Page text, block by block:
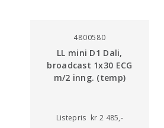
4800580
LL mini D1 Dali,
broadcast 1x30 ECG
m/2 inng. (temp)
Listepris kr 2 485,-